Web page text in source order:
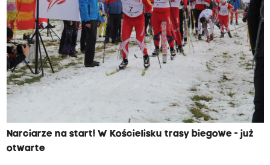
Narciarze na start! W Kościelisku trasy biegowe - już
otwarte